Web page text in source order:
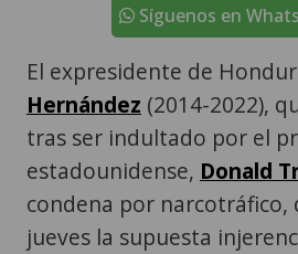
Síguenos en
El expresidente de
Hernández (2014-2022),
tras ser indultado por el
estadounidense, Donald
condena por narcotráfico,
jueves la supuesta